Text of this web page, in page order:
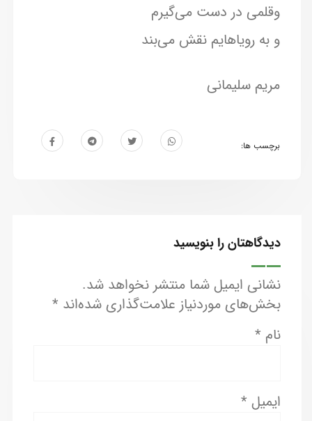
و‌قلمی در دست می‌گیرم
و به رویاهایم نقش می‌بند
مریم سلیمانی
برچسب ها:
دیدگاهتان را بنویسید
نشانی ایمیل شما منتشر نخواهد شد.
بخش‌های موردنیاز علامت‌گذاری شده‌اند *
نام *
ایمیل *